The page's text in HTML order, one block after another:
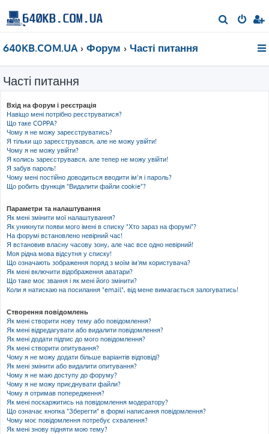
о
640KB.COM.UA Форум Часті питання
Часті питання
Вхід на форум і реєстрація
Навіщо мені потрібно реєструватися?
Що таке COPPA?
Чому я не можу зареєструватись?
Я тільки що зареєструвався, але не можу увійти!
Чому я не можу увійти?
Я колись зареєструвався, але тепер не можу увійти!
Я забув пароль!
Чому мені постійно доводиться вводити ім’я і пароль?
Що робить функція "Видалити файли cookie"?
Параметри та налаштування
Як мені змінити мої налаштування?
Як уникнути появи мого імені в списку "Хто зараз на форумі"?
На форумі встановлено невірний час!
Я встановив власну часову зону, але час все одно невірний!
Моя рідна мова відсутня у списку!
Що означають зображення поряд з моїм ім'ям користувача?
Як мені включити відображення аватари?
Що таке моє звання і як мені його змінити?
Коли я натискаю на посилання "email", від мене вимагається залогуватись!
Створення повідомлень
Як мені створити нову тему або повідомлення?
Як мені відредагувати або видалити повідомлення?
Як мені додати підпис до мого повідомлення?
Як мені створити опитування?
Чому я не можу додати більше варіантів відповіді?
Як мені змінити або видалити опитування?
Чому я не маю доступу до форуму?
Чому я не можу приєднувати файли?
Чому я отримав попередження?
Як мені поскаржитись на повідомлення модератору?
Що означає кнопка "Зберегти" в формі написання повідомлення?
Чому моє повідомлення потребує схвалення?
Як мені знову підняти мою тему?